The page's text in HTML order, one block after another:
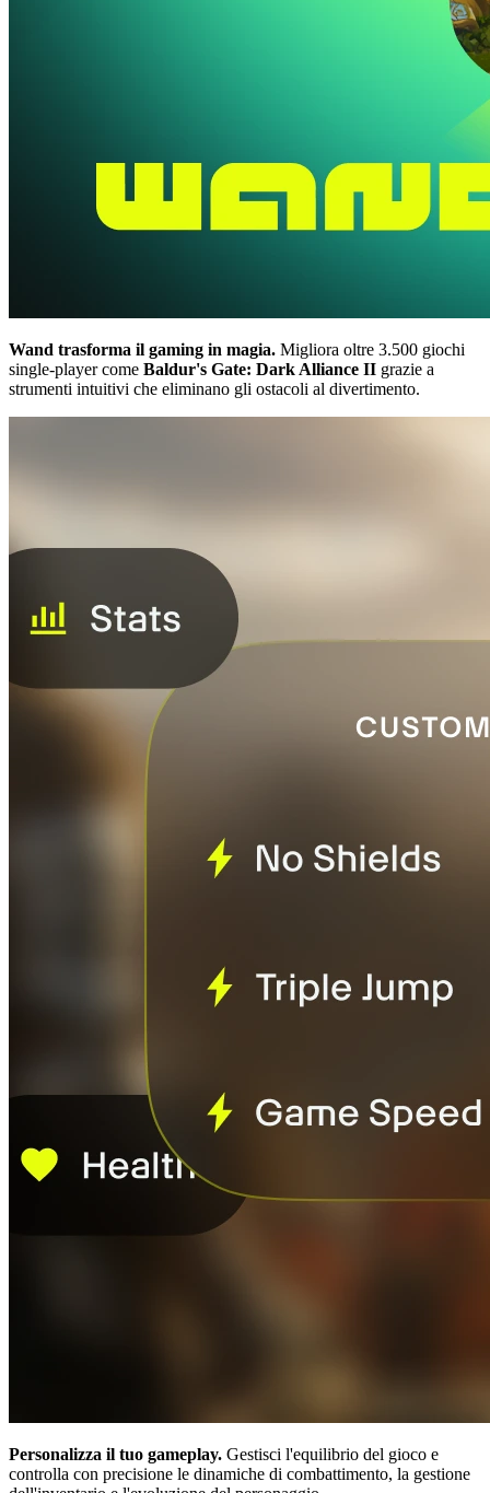
Wand trasforma il gaming in magia. Migliora oltre 3.500 giochi
single-player come Baldur's Gate: Dark Alliance II grazie a
strumenti intuitivi che eliminano gli ostacoli al divertimento.
Personalizza il tuo gameplay. Gestisci l'equilibrio del gioco e
controlla con precisione le dinamiche di combattimento, la gestione